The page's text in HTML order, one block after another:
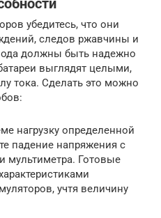
убедитесь, что они
следов ржавчины и
должны быть надежно
выглядят целыми,
тока. Сделать это можно
нагрузку определенной
падение напряжения с
мультиметра. Готовые
учтя величину